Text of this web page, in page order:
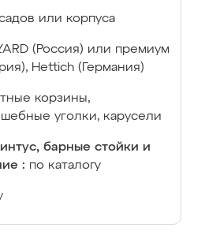
или корпуса
(Россия) или премиум
Hettich (Германия)
корзины,
уголки, карусели
барные стойки и
: по каталогу